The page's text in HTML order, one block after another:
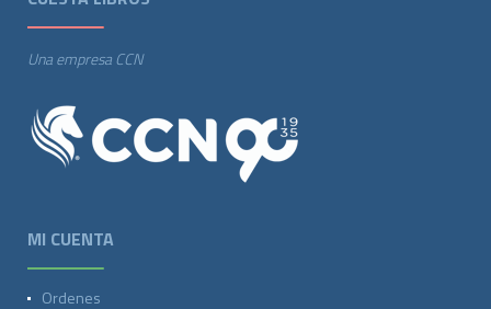
Una empresa CCN
MI CUENTA
Ordenes